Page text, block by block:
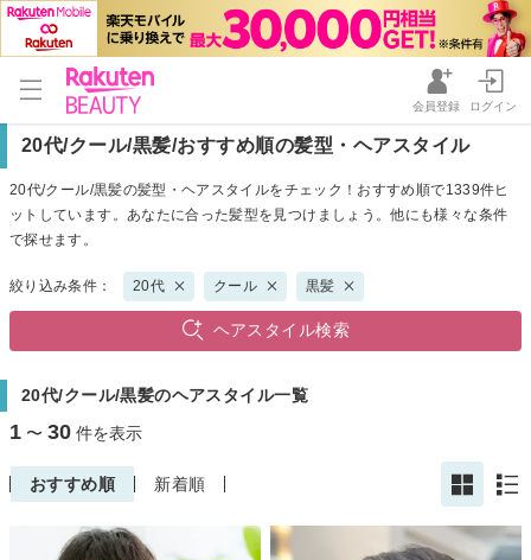
会員登録 ログイン
20代/クール/黒髪/おすすめ順の髪型・ヘアスタイル
20代/クール/黒髪の髪型・ヘアスタイルをチェック！おすすめ順で1339件ヒ
ットしています。あなたに合った髪型を見つけましょう。他にも様々な条件
で探せます。
絞り込み条件： 20代 クール 黒髪
ヘアスタイル検索
20代/クール/黒髪のヘアスタイル一覧
1 〜 30 件を表示
おすすめ順 新着順